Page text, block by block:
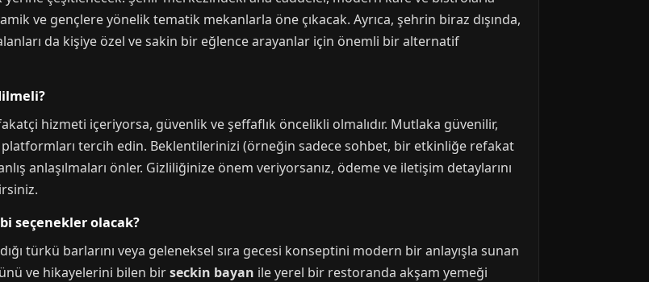
ve gençlere yönelik tematik mekanlarla öne çıkacak. Ayrıca, şehrin biraz dışında,
da kişiye özel ve sakin bir eğlence arayanlar için önemli bir alternatif
hizmeti içeriyorsa, güvenlik ve şeffaflık öncelikli olmalıdır. Mutlaka güvenilir,
platformları tercih edin. Beklentilerinizi (örneğin sadece sohbet, bir etkinliğe refakat
anlaşılmaları önler. Gizliliğinize önem veriyorsanız, ödeme ve iletişim detaylarını
seçenekler olacak?
türkü barlarını veya geleneksel sıra gecesi konseptini modern bir anlayışla sunan
ve hikayelerini bilen birseckin bayan ile yerel bir restoranda akşam yemeği